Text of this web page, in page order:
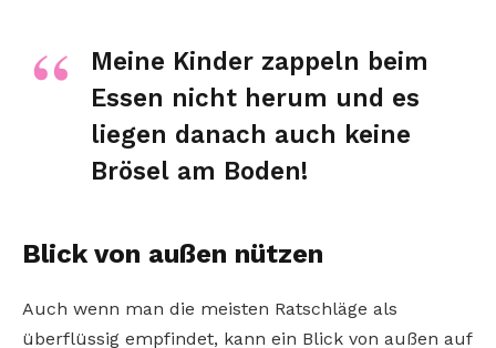
Meine Kinder zappeln beim
Essen nicht herum und es
liegen danach auch keine
Brösel am Boden!
Blick von außen nützen
Auch wenn man die meisten Ratschläge als
überflüssig empfindet, kann ein Blick von außen auf